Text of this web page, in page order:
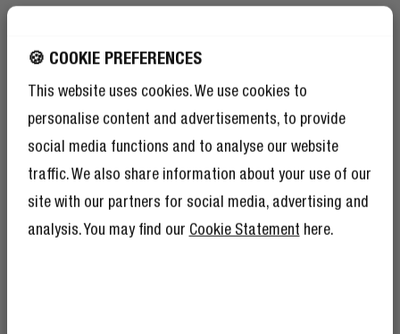
🍪 COOKIE PREFERENCES
This website uses cookies. We use cookies to
personalise content and advertisements, to provide
social media functions and to analyse our website
traffic. We also share information about your use of our
site with our partners for social media, advertising and
analysis. You may find our Cookie Statement here.
TAP ON THE SIDE
your connected device, but also by touching the
earbuds. Simply tap on the side of the earbuds and
stay hands-free.